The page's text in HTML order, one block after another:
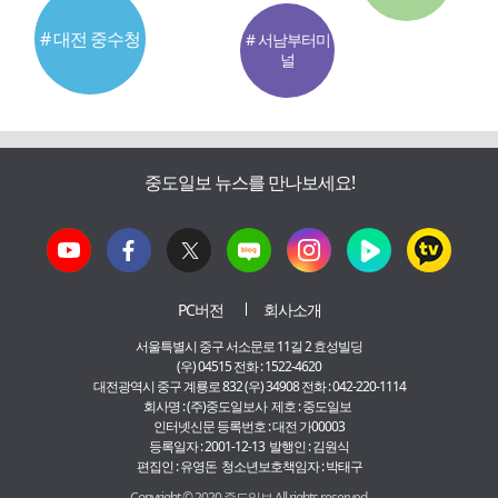
# 대전 중수청
# 서남부터미
널
중도일보 뉴스를 만나보세요!
PC버전 회사소개
서울특별시 중구 서소문로 11길 2 효성빌딩
(우) 04515 전화 : 1522-4620
대전광역시 중구 계룡로 832 (우) 34908 전화 : 042-220-1114
회사명 : (주)중도일보사 제호 : 중도일보
인터넷신문 등록번호 : 대전 가00003
등록일자 : 2001-12-13 발행인 : 김원식
편집인 : 유영돈 청소년보호책임자 : 박태구